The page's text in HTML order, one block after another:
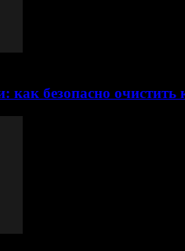
как безопасно